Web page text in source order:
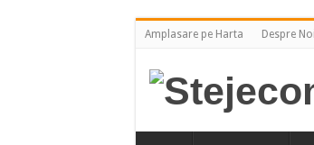
Amplasare pe Harta Despre Noi